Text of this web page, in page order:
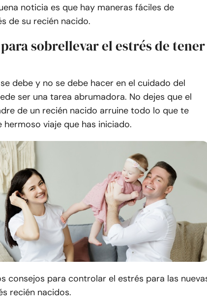
noticia es que hay maneras fáciles de
de su recién nacido.
para sobrellevar el estrés de tener
debe y no se debe hacer en el cuidado del
ser una tarea abrumadora. No dejes que el
de un recién nacido arruine todo lo que te
hermoso viaje que has iniciado.
consejos para controlar el estrés para las
recién nacidos.